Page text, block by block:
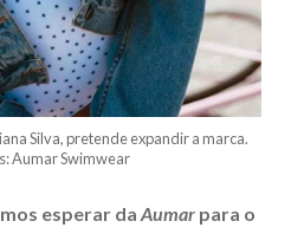
Silva, pretende expandir a marca.
Aumar Swimwear
esperar da Aumarpara o